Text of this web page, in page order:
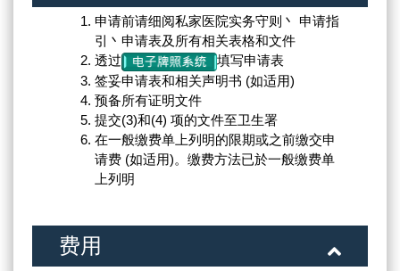
申请前请细阅私家医院实务守则丶 申请指
引丶申请表及所有相关表格和文件
透过
填写申请表
签妥申请表和相关声明书 (如适用)
预备所有证明文件
提交(3)和(4) 项的文件至卫生署
在一般缴费单上列明的限期或之前缴交申
请费 (如适用)。缴费方法已於一般缴费单
上列明
费用